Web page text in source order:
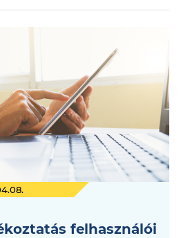
felhasználói